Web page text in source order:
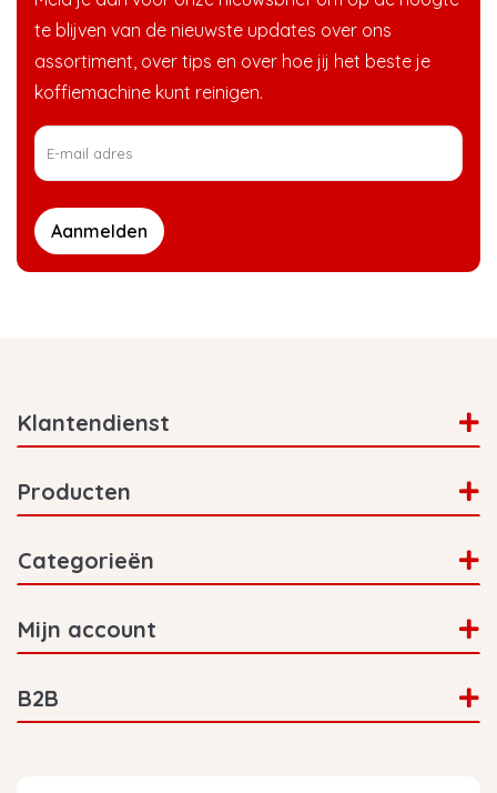
te blijven van de nieuwste updates over ons
assortiment, over tips en over hoe jij het beste je
koffiemachine kunt reinigen.
Aanmelden
Klantendienst
Producten
Categorieën
Mijn account
B2B